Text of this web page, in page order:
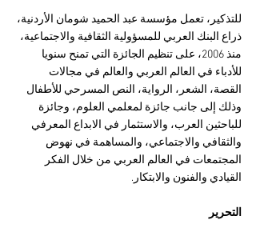
للتذكير، تعمل مؤسسة عبد الحميد شومان الأردنية،
ذراع البنك العربي للمسؤولية الثقافية والاجتماعية،
منذ 2006، على تنظيم الجائزة التي تمنح سنويا
للأدباء في العالم العربي والعالم في مجالات
القصة، الشعر، الرواية، النص المسرحي للأطفال
وذلك إلى جانب جائزة لمعلمي العلوم، وجائزة
للباحثين العرب، والاستثمار في الابداع المعرفي
والثقافي والاجتماعي، والمساهمة في نهوض
المجتمعات في العالم العربي من خلال الفكر
القيادي والفنون والابتكار.
التحرير